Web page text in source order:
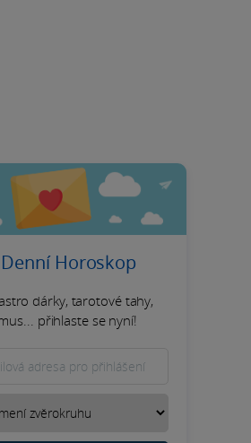
Horoskop
dárky, tarotové tahy,
přihlaste se nyní!